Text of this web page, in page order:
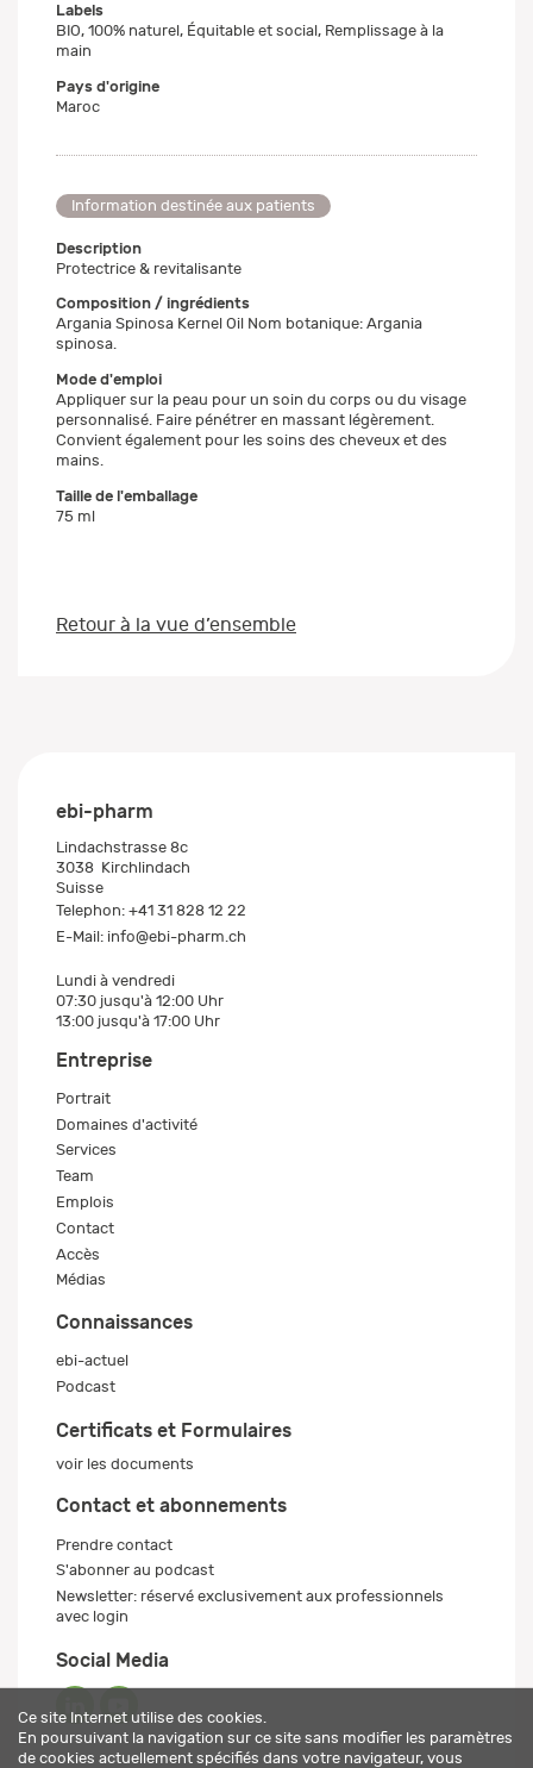
Labels
BIO, 100% naturel, Équitable et social, Remplissage à la
main
Pays d'origine
Maroc
Information destinée aux patients
Description
Protectrice & revitalisante
Composition / ingrédients
Argania Spinosa Kernel Oil Nom botanique: Argania
spinosa.
Mode d'emploi
Appliquer sur la peau pour un soin du corps ou du visage
personnalisé. Faire pénétrer en massant légèrement.
Convient également pour les soins des cheveux et des
mains.
Taille de l'emballage
75 ml
Retour à la vue d’ensemble
ebi-pharm
Lindachstrasse 8c
3038 Kirchlindach
Suisse
Telephon: +41 31 828 12 22
E-Mail: info@ebi-pharm.ch
Lundi à vendredi
07:30 jusqu'à 12:00 Uhr
13:00 jusqu'à 17:00 Uhr
Entreprise
Portrait
Domaines d'activité
Services
Team
Emplois
Contact
Accès
Médias
Connaissances
ebi-actuel
Podcast
Certificats et Formulaires
voir les documents
Contact et abonnements
Prendre contact
S'abonner au podcast
Newsletter: réservé exclusivement aux professionnels
avec login
Social Media
Ce site Internet utilise des cookies.
En poursuivant la navigation sur ce site sans modifier les paramètres
de cookies actuellement spécifiés dans votre navigateur, vous